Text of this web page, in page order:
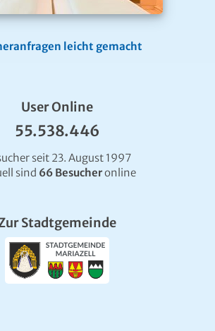
leicht gemacht
User Online
55.538.446
seit 23. August 1997
sind 66 Besucheronline
Stadtgemeinde